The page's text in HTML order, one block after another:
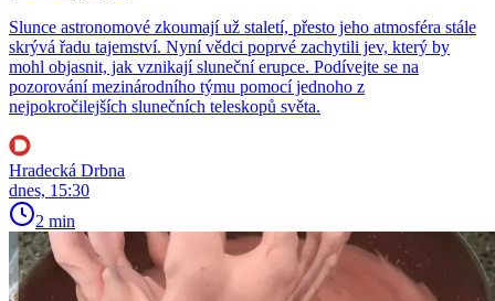
Slunce astronomové zkoumají už staletí, přesto jeho atmosféra stále
skrývá řadu tajemství. Nyní vědci poprvé zachytili jev, který by
mohl objasnit, jak vznikají sluneční erupce. Podívejte se na
pozorování mezinárodního týmu pomocí jednoho z
nejpokročilejších slunečních teleskopů světa.
Hradecká Drbna
dnes, 15:30
2 min